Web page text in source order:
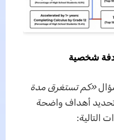
شخصية
«كم تستغرق مدة
أهداف واضحة
التالية: